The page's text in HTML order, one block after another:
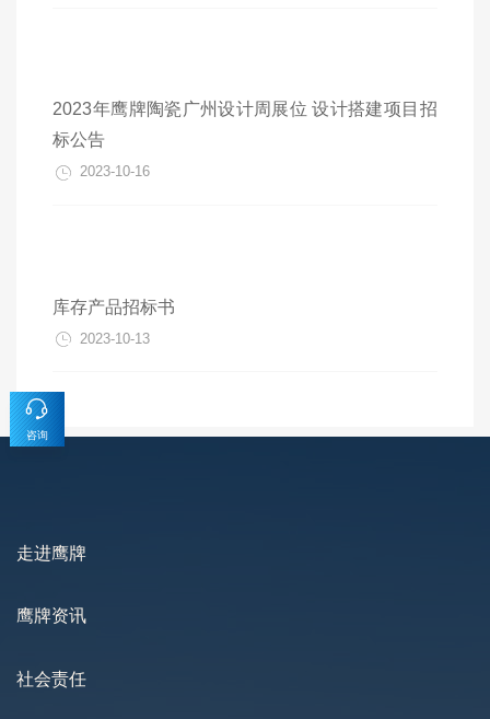
2023年鹰牌陶瓷广州设计周展位 设计搭建项目招
标公告
2023-10-16
库存产品招标书
2023-10-13
走进鹰牌
鹰牌资讯
社会责任
咨询